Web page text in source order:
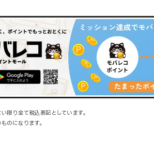
限り全て税込表記としています。
のになります。